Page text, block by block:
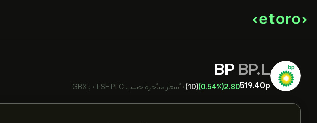
BP BP.L
519.40‎p‎
2.80
(0.54%)
(1D)
• أسعار متأخرة حسب LSE PLC
• بـ GBX